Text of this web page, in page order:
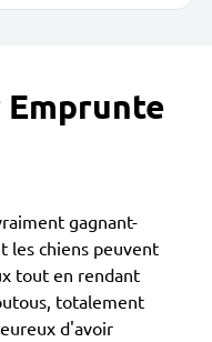
gagnant-
les chiens peuvent
tout en rendant
totalement
d'avoir